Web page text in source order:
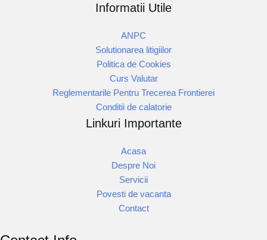
Informatii Utile
ANPC
Solutionarea litigiilor
Politica de Cookies
Curs Valutar
Reglementarile Pentru Trecerea Frontierei
Conditii de calatorie
Linkuri Importante
Acasa
Despre Noi
Servicii
Povesti de vacanta
Contact